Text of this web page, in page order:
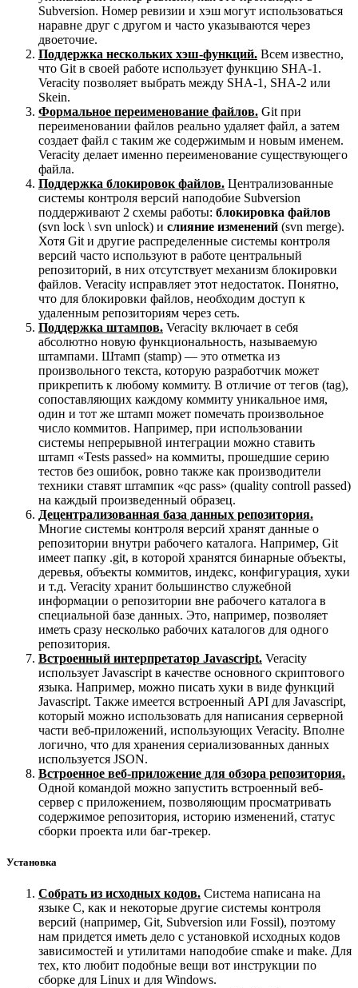
Subversion. Номер ревизии и хэш могут использоваться
наравне друг с другом и часто указываются через
двоеточие.
Поддержка нескольких хэш-функций. Всем известно,
что Git в своей работе использует функцию SHA-1.
Veracity позволяет выбрать между SHA-1, SHA-2 или
Skein.
Формальное переименование файлов. Git при
переименовании файлов реально удаляет файл, а затем
создает файл с таким же содержимым и новым именем.
Veracity делает именно переименование существующего
файла.
Поддержка блокировок файлов. Централизованные
системы контроля версий наподобие Subversion
поддерживают 2 схемы работы: блокировка файлов
(svn lock \ svn unlock) и слияние изменений (svn merge).
Хотя Git и другие распределенные системы контроля
версий часто используют в работе центральный
репозиторий, в них отсутствует механизм блокировки
файлов. Veracity исправляет этот недостаток. Понятно,
что для блокировки файлов, необходим доступ к
удаленным репозиториям через сеть.
Поддержка штампов. Veracity включает в себя
абсолютно новую функциональность, называемую
штампами. Штамп (stamp) — это отметка из
произвольного текста, которую разработчик может
прикрепить к любому коммиту. В отличие от тегов (tag),
сопоставляющих каждому коммиту уникальное имя,
один и тот же штамп может помечать произвольное
число коммитов. Например, при использовании
системы непрерывной интеграции можно ставить
штамп «Tests passed» на коммиты, прошедшие серию
тестов без ошибок, ровно также как производители
техники ставят штампик «qc pass» (quality controll passed)
на каждый произведенный образец.
Децентрализованная база данных репозитория.
Многие системы контроля версий хранят данные о
репозитории внутри рабочего каталога. Например, Git
имеет папку .git, в которой хранятся бинарные объекты,
деревья, объекты коммитов, индекс, конфигурация, хуки
и т.д. Veracity хранит большинство служебной
информации о репозитории вне рабочего каталога в
специальной базе данных. Это, например, позволяет
иметь сразу несколько рабочих каталогов для одного
репозитория.
Встроенный интерпретатор Javascript. Veracity
использует Javascript в качестве основного скриптового
языка. Например, можно писать хуки в виде функций
Javascript. Также имеется встроенный API для Javascript,
который можно использовать для написания серверной
части веб-приложений, использующих Veracity. Вполне
логично, что для хранения сериализованных данных
используется JSON.
Встроенное веб-приложение для обзора репозитория.
Одной командой можно запустить встроенный веб-
сервер с приложением, позволяющим просматривать
содержимое репозитория, историю изменений, статус
сборки проекта или баг-трекер.
Установка
Собрать из исходных кодов. Система написана на
языке C, как и некоторые другие системы контроля
версий (например, Git, Subversion или Fossil), поэтому
нам придется иметь дело с установкой исходных кодов
зависимостей и утилитами наподобие cmake и make. Для
тех, кто любит подобные вещи вот инструкции по
сборке для Linux и для Windows.